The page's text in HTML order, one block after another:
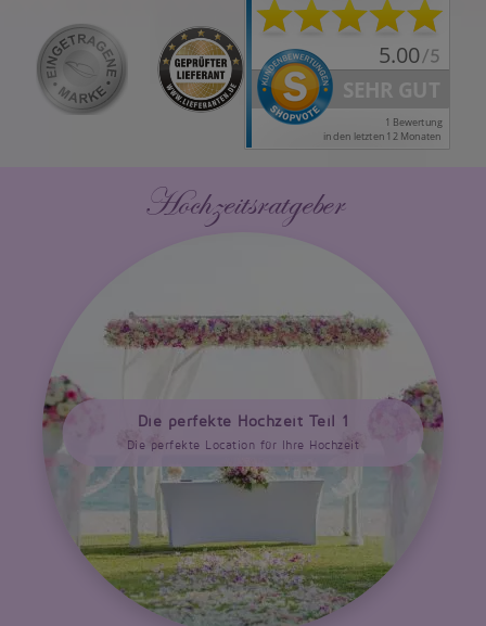
Hochzeitsratgeber
Die perfekte Hochzeit Teil 1
Die perfekte Location für Ihre Hochzeit